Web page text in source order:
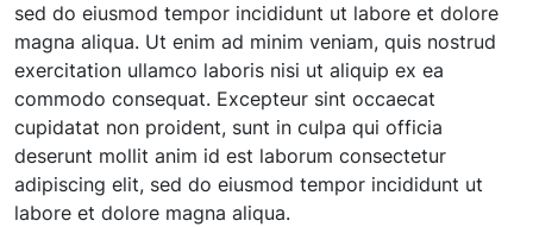
sed do eiusmod tempor incididunt ut labore et dolore
magna aliqua. Ut enim ad minim veniam, quis nostrud
exercitation ullamco laboris nisi ut aliquip ex ea
commodo consequat. Excepteur sint occaecat
cupidatat non proident, sunt in culpa qui officia
deserunt mollit anim id est laborum consectetur
adipiscing elit, sed do eiusmod tempor incididunt ut
labore et dolore magna aliqua.